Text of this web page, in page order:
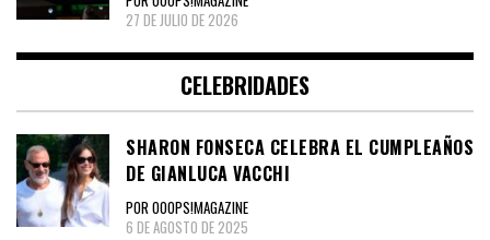
27 DE JULIO DE 2026
CELEBRIDADES
SHARON FONSECA CELEBRA EL CUMPLEAÑOS
DE GIANLUCA VACCHI
POR OOOPS!MAGAZINE
6 DE AGOSTO DE 2025